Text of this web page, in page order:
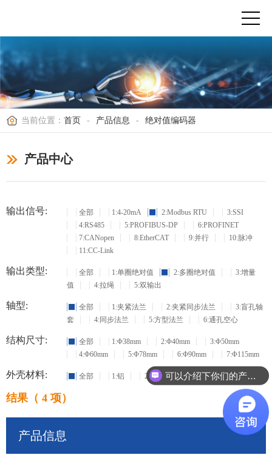
当前位置： 首页 - 产品信息 - 绝对值编码器
产品中心
输出信号: 全部 1:4-20mA 2:Modbus RTU
3:SSI
4:RS485
5:PROFIBUS-DP
6:PROFINET
7:CANopen
8:EtherCAT 9:并行
10:脉冲
11:CC-Link
输出类型: 全部 1:单圈绝对值 2:多圈绝对值
3:增量
值
4:拉绳 5:双输出
轴型: 全部 1:夹紧法兰 2:夹紧同步法兰
3:盲孔轴
套
4:同步法兰 5:方型法兰 6:通孔空心
结构尺寸: 全部 1:Φ38mm 2:Φ40mm
3:Φ50mm
4:Φ60mm
5:Φ78mm 6:Φ90mm 7:Φ115mm
外壳材料: 全部 1:铝 2:不锈钢
结果（ 4 项）
产品信息
可以介绍下你们的产品么？